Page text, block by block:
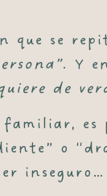
que se
. Y
de
es
o